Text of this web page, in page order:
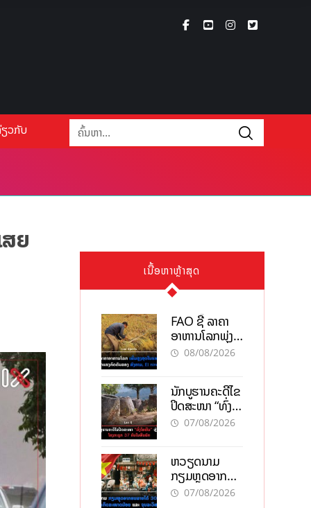
ວກັບ
ຍ
ເນື້ອຫາຫຼ້າສຸດ
FAO ຊີ້ ລາຄາ
ອາຫານໂລກພຸ່ງ
ສູງສຸດໃນຮອບ 3
ສົງຄາມ, El
nino
08/08/2026
ນັກບູຮານຄະດີໄຂ
ປິດສະໜາ “ທົ່ງ
ໄຫຫີນ” ຫຼັງພົບ
07/08/2026
ຫວຽດນາມ
ກຽມຫຼຸດອາກອນ
ລາຍໄດ້ 30%
07/08/2026